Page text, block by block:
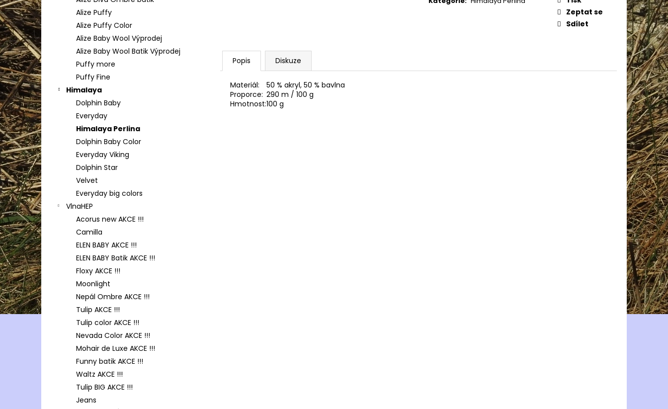
l
Alize Puffy
Alize Puffy Color
Alize Baby Wool Výprodej
Alize Baby Wool Batik Výprodej
Puffy more
Puffy Fine
Himalaya
Dolphin Baby
Everyday
Himalaya Perlina
Dolphin Baby Color
Everyday Viking
Dolphin Star
Velvet
Everyday big colors
VlnaHEP
Acorus new AKCE !!!
Camilla
ELEN BABY AKCE !!!
ELEN BABY Batik AKCE !!!
Floxy AKCE !!!
Moonlight
Nepál Ombre AKCE !!!
Tulip AKCE !!!
Tulip color AKCE !!!
Nevada Color AKCE !!!
Mohair de Luxe AKCE !!!
Funny batik AKCE !!!
Waltz AKCE !!!
Tulip BIG AKCE !!!
Jeans
Zeptat se
Sdílet
Popis Diskuze
Materiál:
50 % akryl, 50 % bavlna
Proporce: 290 m / 100 g
Hmotnost:100 g
YARNART FLOWERS 274
200 Kč
HIMALAYA DOLPHIN BABY 80338